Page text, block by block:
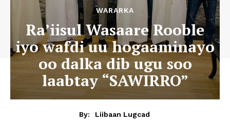
WARARKA
Ra’iisul Wasaare Rooble
iyo wafdi uu hogaaminayo
oo dalka dib ugu soo
laabtay “SAWIRRO”
By:
Liibaan Lugcad